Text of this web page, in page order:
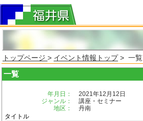
トップページ > イベント情報トップ> 一覧
一覧
年月日：
2021年12月12日
ジャンル：
講座・セミナー
地区：
丹南
タイトル